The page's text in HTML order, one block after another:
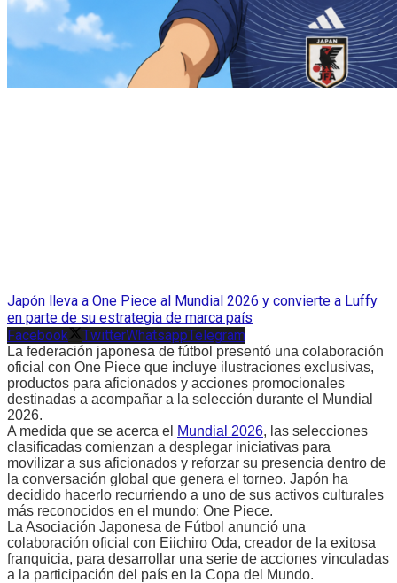
Japón lleva a One Piece al Mundial 2026 y convierte a Luffy
en parte de su estrategia de marca país
Facebook
TwitterWhatsappTelegram
La federación japonesa de fútbol presentó una colaboración
oficial con One Piece que incluye ilustraciones exclusivas,
productos para aficionados y acciones promocionales
destinadas a acompañar a la selección durante el Mundial
2026.
A medida que se acerca el Mundial 2026, las selecciones
clasificadas comienzan a desplegar iniciativas para
movilizar a sus aficionados y reforzar su presencia dentro de
la conversación global que genera el torneo. Japón ha
decidido hacerlo recurriendo a uno de sus activos culturales
más reconocidos en el mundo: One Piece.
La Asociación Japonesa de Fútbol anunció una
colaboración oficial con Eiichiro Oda, creador de la exitosa
franquicia, para desarrollar una serie de acciones vinculadas
a la participación del país en la Copa del Mundo.